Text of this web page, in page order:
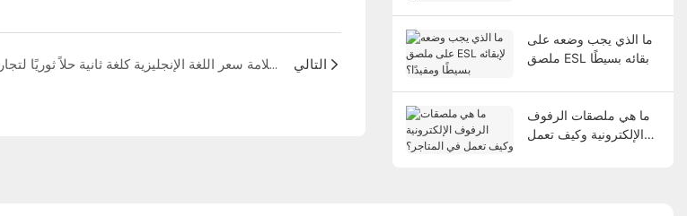
كيف تعتبر علامة سعر اللغة الإنجليزية كلغة ثانية حلاً ثوريًا لتجار التجزئة？ التالي
ما الذي يجب وضعه على
ملصق ESL لإبقائه بسيطًا
ما هي ملصقات الرفوف
الإلكترونية وكيف تعمل